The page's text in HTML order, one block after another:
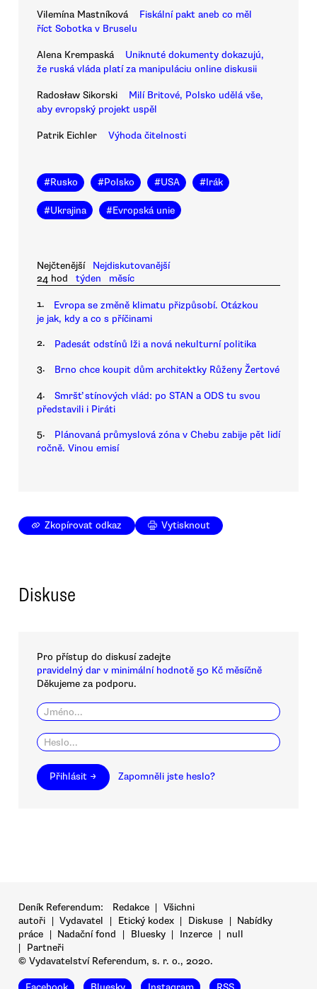
Vilemína Mastníková
Fiskální pakt aneb co měl
říct Sobotka v Bruselu
Alena Krempaská
Uniknuté dokumenty dokazujú,
že ruská vláda platí za manipuláciu online diskusii
Radosław Sikorski
Milí Britové, Polsko udělá vše,
aby evropský projekt uspěl
Patrik Eichler Výhoda čitelnosti
#Rusko #Polsko #USA #Irák
#Ukrajina #Evropská unie
Nejčtenější
Nejdiskutovanější
24 hod
týden měsíc
1.
Evropa se změně klimatu přizpůsobí. Otázkou
je jak, kdy a co s příčinami
2. Padesát odstínů lži a nová nekulturní politika
3. Brno chce koupit dům architektky Růženy Žertové
4.
Smršť stínových vlád: po STAN a ODS tu svou
představili i Piráti
5.
Plánovaná průmyslová zóna v Chebu zabije pět lidí
ročně. Vinou emisí
Zkopírovat odkaz Vytisknout
Diskuse
Pro přístup do diskusí zadejte
pravidelný dar v minimální hodnotě 50 Kč měsíčně
Děkujeme za podporu.
Přihlásit → Zapomněli jste heslo?
Deník Referendum: Redakce | Všichni
autoři | Vydavatel | Etický kodex | Diskuse | Nabídky
práce | Nadační fond | Bluesky | Inzerce | null
|
Partneři
© Vydavatelství Referendum, s. r. o., 2020.